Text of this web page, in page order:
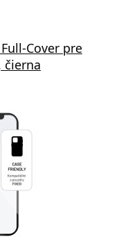
Cover pre
čierna